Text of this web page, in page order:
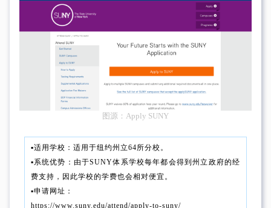
图源：Apply SUNY
▪︎适用学校：适用于纽约州立64所分校。
▪︎系统优势：由于SUNY体系学校每年都会得到州立政府的经
费支持，因此学校的学费也会相对便宜。
▪︎申请网址：
https://www.suny.edu/attend/apply-to-suny/